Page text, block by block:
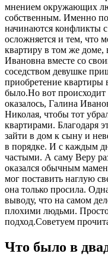
мнением окружающих
собственным. Именно
начинаются конфликты
осложняется и тем, что
квартиру в том же доме,
Ивановна вместе со
соседством девушке
приобретение квартиры
было.Но вот
оказалось, Галина
Николая, чтобы тот
квартирами. Благодаря
зайти в дом к сыну и
в порядке. И с каждым
частыми. А саму Веру
оказался обычным
мог поставить наглую
она только просила.
выводу, что на самом
плохими людьми.
подход.Советуем
Что было в